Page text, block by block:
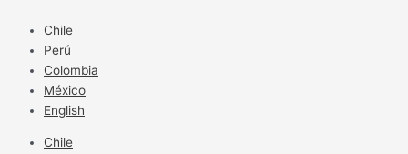
contenido
Chile
Perú
Colombia
México
English
Chile
orgánica
bajo
la
lupa